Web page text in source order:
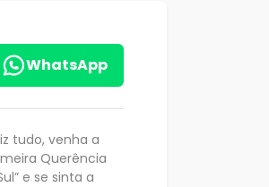
WhatsApp
tudo, venha a
Querência
e se sinta a